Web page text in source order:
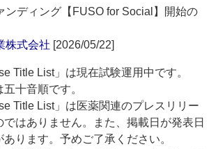
ンディング【FUSO for Social】開始の
株式会社 [2026/05/22]
Title List」は現在試験運用中です。
十音順です。
Title List」は医薬関連のプレスリリー
ではありません。また、掲載日が発表日
ります。予めご了承ください。